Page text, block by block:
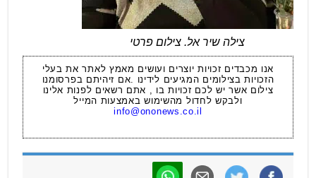
צילה שיר אל. צילום פרטי
אנו מכבדים זכויות יוצרים ועושים מאמץ לאתר את בעלי
הזכויות בצילומים המגיעים לידינו .אם זיהיתם בפרסומנו
צילום אשר יש לכם זכויות בו , אתם רשאים לפנות אלינו
ולבקש לחדול מהשימוש באמצעות המייל
info@ononews.co.il